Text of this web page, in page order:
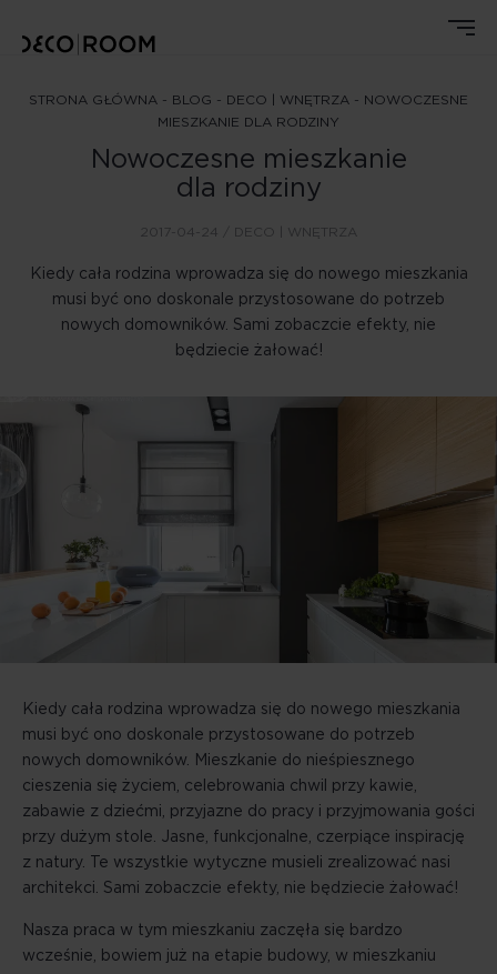
STRONA GŁÓWNA - BLOG - DECO | WNĘTRZA - NOWOCZESNE
MIESZKANIE DLA RODZINY
Nowoczesne mieszkanie
dla rodziny
2017-04-24 / DECO | WNĘTRZA
Kiedy cała rodzina wprowadza się do nowego mieszkania
musi być ono doskonale przystosowane do potrzeb
nowych domowników. Sami zobaczcie efekty, nie
będziecie żałować!
Kiedy cała rodzina wprowadza się do nowego mieszkania
musi być ono doskonale przystosowane do potrzeb
nowych domowników. Mieszkanie do nieśpiesznego
cieszenia się życiem, celebrowania chwil przy kawie,
zabawie z dziećmi, przyjazne do pracy i przyjmowania gości
przy dużym stole. Jasne, funkcjonalne, czerpiące inspirację
z natury. Te wszystkie wytyczne musieli zrealizować nasi
architekci. Sami zobaczcie efekty, nie będziecie żałować!
Nasza praca w tym mieszkaniu zaczęła się bardzo
wcześnie, bowiem już na etapie budowy, w mieszkaniu